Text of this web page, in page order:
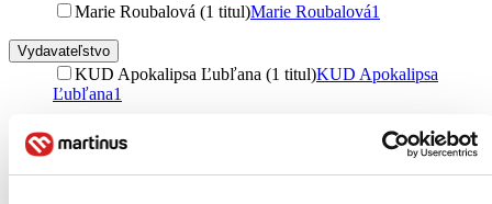
Marie Roubalová (1 titul)Marie Roubalová1
Vydavateľstvo
KUD Apokalipsa Ľubľana (1 titul)KUD Apokalipsa
Ľubľana1
Väzba